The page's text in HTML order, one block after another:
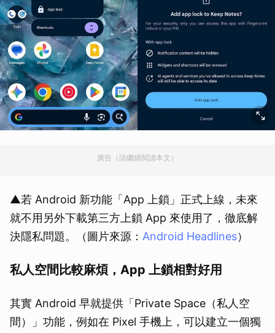
廣告（請繼續閱讀本文）
▲若 Android 新功能「App 上鎖」正式上線，未來
就不用另外下載第三方上鎖 App 來使用了，徹底解
決隱私問題。（圖片來源： Android Headlines）
私人空間比較麻煩，App 上鎖相對好用
其實 Android 早就提供「Private Space（私人空
間）」功能，例如在 Pixel 手機上，可以建立一個獨